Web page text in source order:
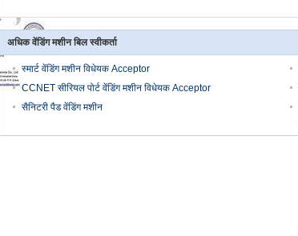
अधिक वेंडिंग मशीन बिल स्वीकर्ता
स्मार्ट वेंडिंग मशीन विधेयक Acceptor
CCNET सीरियल पोर्ट वेंडिंग मशीन विधेयक Acceptor
सैनिटरी पैड वेंडिंग मशीन